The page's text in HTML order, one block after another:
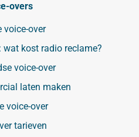
overs
voice-over
wat kost radio reclame?
voice-over
laten maken
voice-over
tarieven